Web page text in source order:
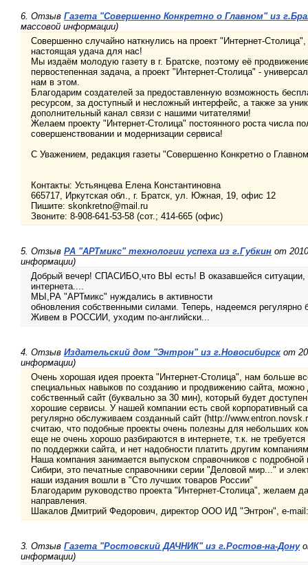
6. Отзыв Газета "Совершенно Конкретно о Главном" из
массовой информации)
Совершенно случайно наткнулись на проект "Интернет-
настоящая удача для нас!
Мы издаём молодую газету в г. Братске, поэтому её
первостепенная задача, а проект "Интернет-Столица" -
нам в этом.
Благодарим создателей за предоставленную возможность
ресурсом, за доступный и несложный интерфейс, а также за
дополнительный канал связи с нашими читателями!
Желаем проекту "Интернет-Столица" постоянного роста числа
совершенствовании и модернизации сервиса!
С Уважением, редакция газеты "Совершенно Конкретно о
Контакты: Устьянцева Елена Константиновна
665717, Иркутская обл., г. Братск, ул. Южная, 19, офис 12
Пишите: skonkretno@mail.ru
Звоните: 8-908-641-53-58 (сот.; 414-665 (офис)
5. Отзыв РА "АРТмикс" технологии успеха из г.Губкин от
информации)
Добрый вечер! СПАСИБО,что ВЫ есть! В оказавшейся ситуации,
интернета....
МЫ,РА "АРТмикс" нуждались в активности
обновления собственными силами. Теперь, надеемся регулярно
Живем в РОССИИ, уходим по-английски...
4. Отзыв Издательский дом "Энтрон" из г.Новосибирск от
информации)
Очень хорошая идея проекта "Интернет-Столица", нам больше
специальных навыков по созданию и продвижению сайта, можно
собственный сайт (буквально за 30 мин), который будет
хорошие сервисы. У нашей компании есть свой корпоративный
регулярно обслуживаем созданный сайт (http://
считаю, что подобные проекты очень полезны для небольших
еще не очень хорошо разбираются в интернете, т.к. не
по поддержки сайта, и нет надобности платить другим
Наша компания занимается выпуском справочников с
Сибири, это печатные справочники серии "Деловой мир..." и
наши издания вошли в "Сто лучших товаров России"
Благодарим руководство проекта "Интернет-Столица", желаем
направления.
Шакалов Дмитрий Федорович, директор ООО ИД "Энтрон", e-
3. Отзыв Газета "Ростовский ДАЧНИК" из г.Ростов-на-Дону
информации)